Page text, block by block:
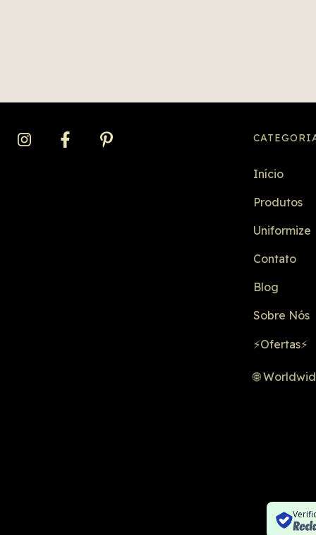
Início
Produtos
Uniformize
Contato
Blog
Sobre Nós
⚡Ofertas⚡
🌐